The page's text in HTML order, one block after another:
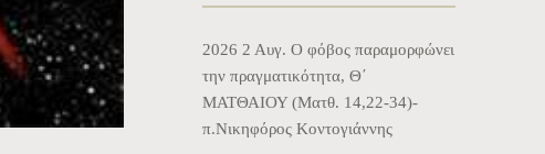
2026 2 Αυγ. Ο φόβος παραμορφώνει
την πραγματικότητα, Θ΄
ΜΑΤΘΑΙΟΥ (Ματθ. 14,22-34)-
π.Νικηφόρος Κοντογιάννης